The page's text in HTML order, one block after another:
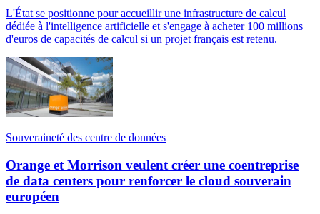
L'État se positionne pour accueillir une infrastructure de calcul
dédiée à l'intelligence artificielle et s'engage à acheter 100 millions
d'euros de capacités de calcul si un projet français est retenu.
Souveraineté des centre de données
Orange et Morrison veulent créer une coentreprise
de data centers pour renforcer le cloud souverain
européen